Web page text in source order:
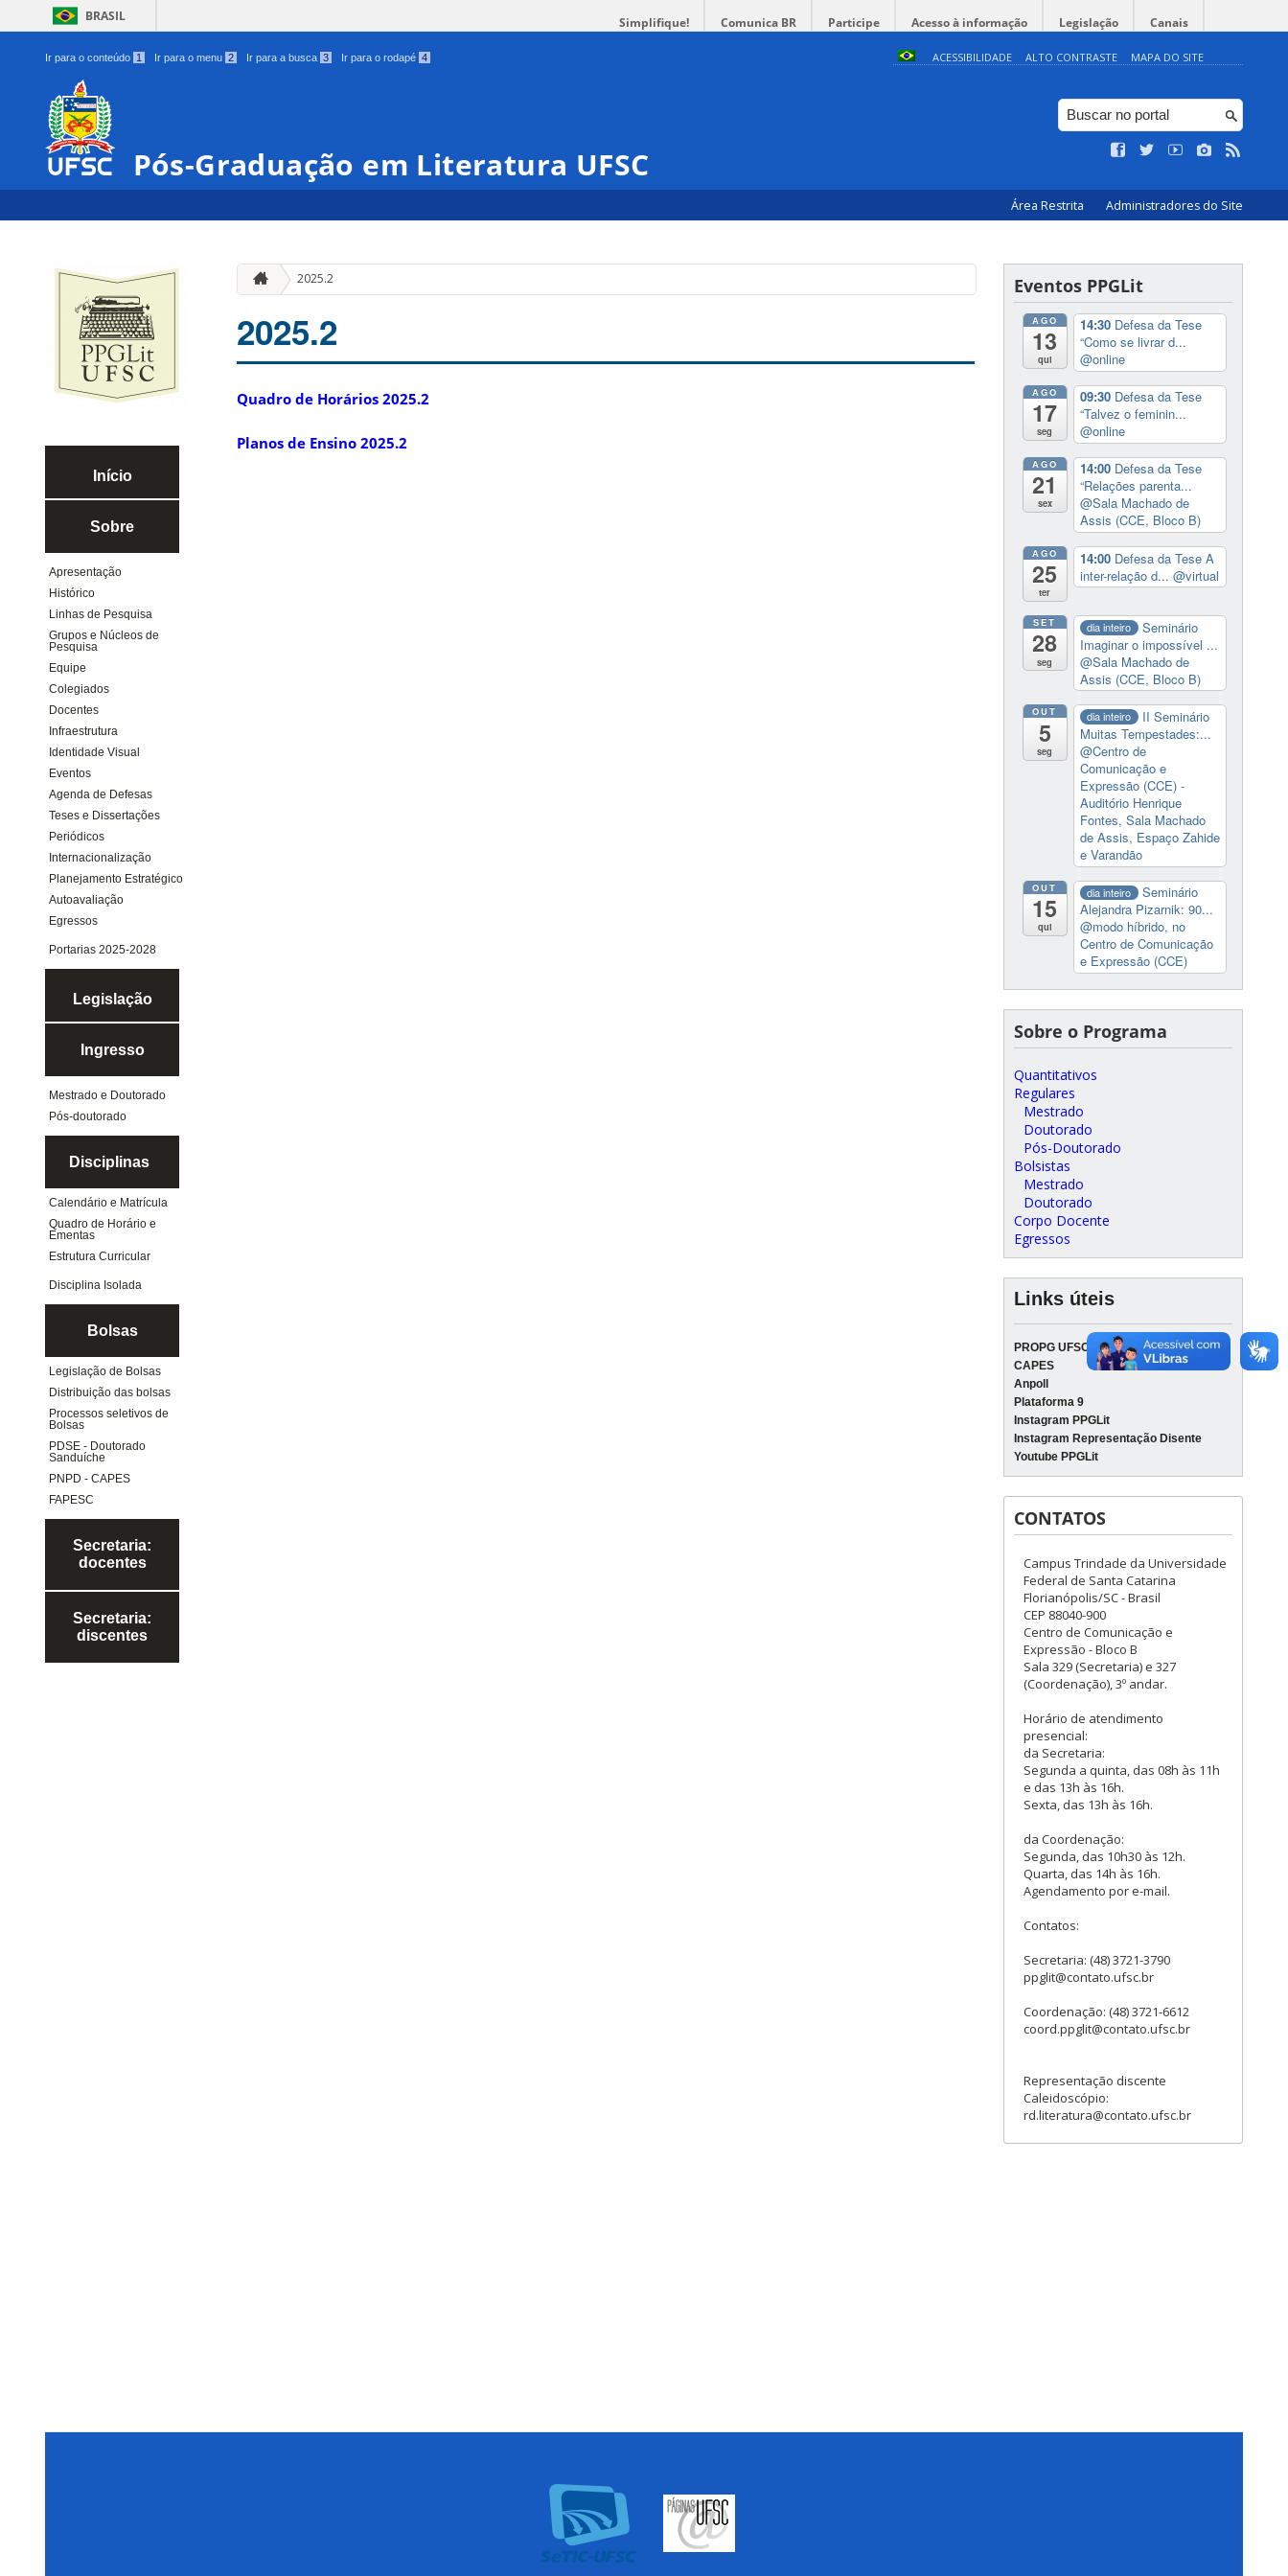
BRASIL Simplifique! Comunica BR Participe Acesso à informação Legislação Canais
Ir para o conteúdo 1 Ir para o menu 2 Ir para a busca 3 Ir para o rodapé 4 ACESSIBILIDADE ALTO CONTRASTE MAPA DO SITE
Pós-Graduação em Literatura UFSC
Área Restrita Administradores do Site
Início
Sobre
Apresentação
Histórico
Linhas de Pesquisa
Grupos e Núcleos de
Pesquisa
Equipe
Colegiados
Docentes
Infraestrutura
Identidade Visual
Eventos
Agenda de Defesas
Teses e Dissertações
Periódicos
Internacionalização
Planejamento Estratégico
Autoavaliação
Egressos
Portarias 2025-2028
Legislação
Ingresso
Mestrado e Doutorado
Pós-doutorado
Disciplinas
Calendário e Matrícula
Quadro de Horário e
Ementas
Estrutura Curricular
Disciplina Isolada
Bolsas
Legislação de Bolsas
Distribuição das bolsas
Processos seletivos de
Bolsas
PDSE - Doutorado
Sanduíche
PNPD - CAPES
FAPESC
Secretaria:
docentes
Secretaria:
discentes
2025.2
2025.2
Quadro de Horários 2025.2
Planos de Ensino 2025.2
Eventos PPGLit
AGO
13
qui
14:30 Defesa da Tese
“Como se livrar d...
@online
AGO
17
seg
09:30 Defesa da Tese
“Talvez o feminin...
@online
AGO
21
sex
14:00 Defesa da Tese
“Relações parenta...
@Sala Machado de
Assis (CCE, Bloco B)
AGO
25
ter
14:00 Defesa da Tese A
inter-relação d... @virtual
SET
28
seg
dia inteiro
Seminário
Imaginar o impossível ...
@Sala Machado de
Assis (CCE, Bloco B)
OUT
5
seg
dia inteiro
II Seminário
Muitas Tempestades:...
@Centro de
Comunicação e
Expressão (CCE) -
Auditório Henrique
Fontes, Sala Machado
de Assis, Espaço Zahide
e Varandão
OUT
15
qui
dia inteiro
Seminário
Alejandra Pizarnik: 90...
@modo híbrido, no
Centro de Comunicação
e Expressão (CCE)
Sobre o Programa
Quantitativos
Regulares
Mestrado
Doutorado
Pós-Doutorado
Bolsistas
Mestrado
Doutorado
Corpo Docente
Egressos
Links úteis
PROPG UFSC
CAPES
Anpoll
Plataforma 9
Instagram PPGLit
Instagram Representação Disente
Youtube PPGLit
CONTATOS
Campus Trindade da Universidade
Federal de Santa Catarina
Florianópolis/SC - Brasil
CEP 88040-900
Centro de Comunicação e
Expressão - Bloco B
Sala 329 (Secretaria) e 327
(Coordenação), 3º andar.
Horário de atendimento
presencial:
da Secretaria:
Segunda a quinta, das 08h às 11h
e das 13h às 16h.
Sexta, das 13h às 16h.
da Coordenação:
Segunda, das 10h30 às 12h.
Quarta, das 14h às 16h.
Agendamento por e-mail.
Contatos:
Secretaria: (48) 3721-3790
ppglit@contato.ufsc.br
Coordenação: (48) 3721-6612
coord.ppglit@contato.ufsc.br
Representação discente
Caleidoscópio:
rd.literatura@contato.ufsc.br